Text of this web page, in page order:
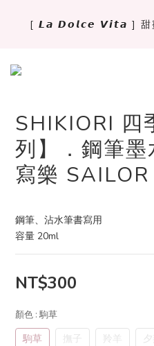
✨萬用手冊新尺寸進駐
[ 𝙇𝙖 𝘿𝙤𝙡𝙘𝙚 𝙑𝙞𝙩𝙖 ]
獨立文具店 X iMAT 聯名
✨萬用手冊新尺寸進駐
SHIKIORI 四
列】．鋼筆
寫樂 SAILOR
鋼筆、沾水筆書寫用
容量 20ml
NT$300
顏色 : 駒草
駒草 撫子 羚羊 夕